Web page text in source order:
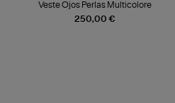
250,00 €
Veste Ojos Perlas Multicolore